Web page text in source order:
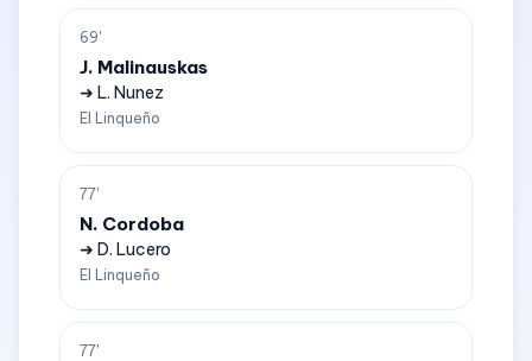
69'
J. Malinauskas
➜ L. Nunez
El Linqueño
77'
N. Cordoba
➜ D. Lucero
El Linqueño
77'